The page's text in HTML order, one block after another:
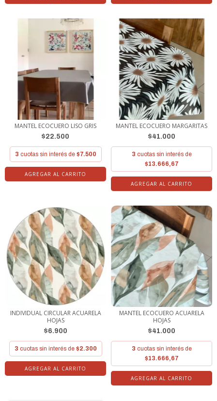
MANTEL ECOCUERO LISO GRIS
$22.500
3 cuotas sin interés de $7.500
AGREGAR AL CARRITO
MANTEL ECOCUERO MARGARITAS
$41.000
3 cuotas sin interés de
$13.666,67
AGREGAR AL CARRITO
INDIVIDUAL CIRCULAR ACUARELA
HOJAS
$6.900
3 cuotas sin interés de $2.300
MANTEL ECOCUERO ACUARELA
HOJAS
$41.000
3 cuotas sin interés de
$13.666,67
AGREGAR AL CARRITO